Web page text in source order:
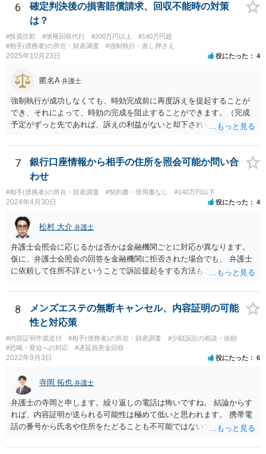
6
確定判決後の損害賠償請求、回収不能時の対策
は？
#投資詐欺 #債権回収代行 #200万円以上
#140万円超
#相手(債務者)の所在・財産調査
#強制執行・差し押さえ
2025年10月23日 役にたった 4
匿名A 弁護士
強制執行が成功しなくても、時効完成前に再度訴えを提起することが
でき、それによって、時効の完成を阻止することができます。（完成
予定がずっと先であれば、訴えの利益がないと却下されるので、その
になります。 手間であったり、忘れたり、諦めたりで情報が出回らな
いだけです。
7
銀行口座情報から相手の住所を照会可能か問い合
わせ
#相手(債務者)の所在・財産調査 #契約書・借用書なし #140万円以下
2024年4月30日 役にたった 4
松村 大介 弁護士
弁護士会照会に応じるかは否かは金融機関ごとに対応が異なります。
仮に、弁護士会照会の回答を金融機関に拒否された場合でも、 弁護士
に依頼して住所不詳ということで訴訟提起をする方法もございます。
8
メンズエステの無断キャンセル、内容証明の可能
性と対応策
#内容証明作成送付 #相手(債務者)の所在・財産調査
#少額訴訟の相談・依頼
#恐喝・脅迫への対応
#遅延損害金回収
2022年9月3日 役にたった 6
寺岡 拓也 弁護士
弁護士の寺岡と申します。繰り返しの電話は怖いですね。 結論からす
れば、内容証明が送られる可能性は極めて低いと思われます。 携帯電
話の番号から氏名や住所をたどることも不可能ではないですが、発生
弁護士に依頼してそこまでしても結局のところ弁護士費用の方がかさ